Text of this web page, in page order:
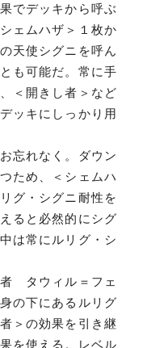
でデッキから呼ぶ
ェムハザ＞１枚か
天使シグニを呼ん
も可能だ。常に手
＜開きし者＞など
ッキにしっかり用
忘れなく。ダウン
ため、＜シェムハ
グ・シグニ耐性を
ると必然的にシグ
は常にルリグ・シ
タウィル＝フェ
の下にあるルリグ
＞の効果を引き継
を使える。レベル